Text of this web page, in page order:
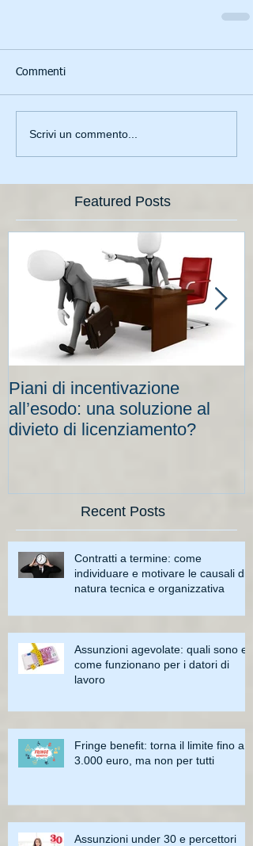
Commenti
Scrivi un commento...
Featured Posts
Piani di incentivazione
all’esodo: una soluzione al
divieto di licenziamento?
Recent Posts
Contratti a termine: come
individuare e motivare le causali di
natura tecnica e organizzativa
Assunzioni agevolate: quali sono e
come funzionano per i datori di
lavoro
Fringe benefit: torna il limite fino a
3.000 euro, ma non per tutti
Assunzioni under 30 e percettori